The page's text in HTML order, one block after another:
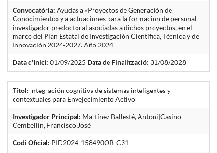
Convocatòria: Ayudas a «Proyectos de Generación de
Conocimiento» y a actuaciones para la formación de personal
investigador predoctoral asociadas a dichos proyectos, en el
marco del Plan Estatal de Investigación Científica, Técnica y de
Innovación 2024-2027. Año 2024
Data d'Inici: 01/09/2025 Data de Finalització: 31/08/2028
Títol: Integración cognitiva de sistemas inteligentes y
contextuales para Envejecimiento Activo
Investigador Principal: Martínez Ballesté, Antoni|Casino
Cembellín, Francisco José
Codi Oficial: PID2024-158490OB-C31